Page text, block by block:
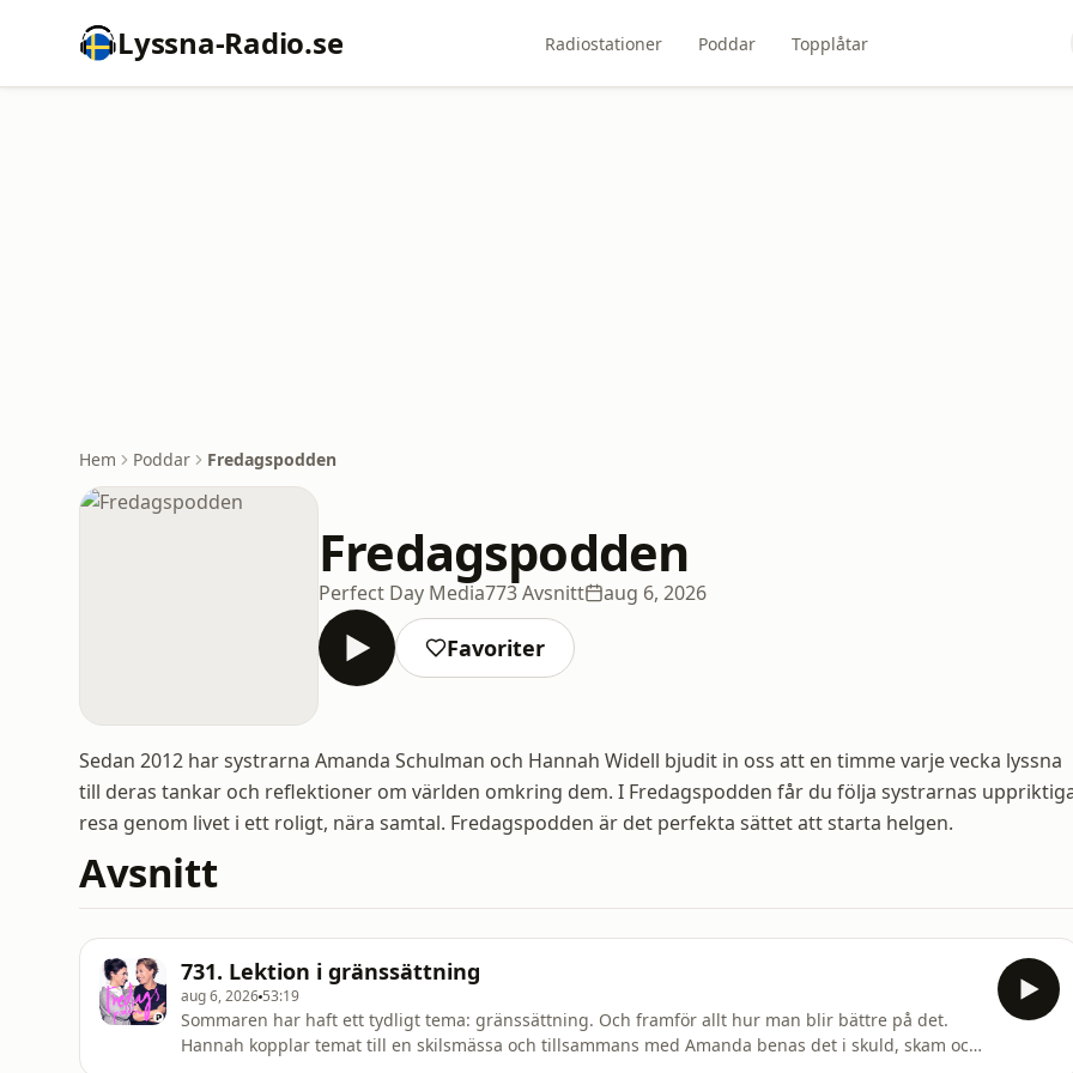
Lyssna-Radio.se Radiostationer Poddar Topplåtar
Hem Poddar Fredagspodden
Fredagspodden
Perfect Day Media773 Avsnitt aug 6, 2026
Favoriter
Sedan 2012 har systrarna Amanda Schulman och Hannah Widell bjudit in oss att en timme varje vecka lyssna
till deras tankar och reflektioner om världen omkring dem. I Fredagspodden får du följa systrarnas
resa genom livet i ett roligt, nära samtal. Fredagspodden är det perfekta sättet att starta helgen.
Avsnitt
731. Lektion i gränssättning
aug 6, 2026 53:19
Sommaren har haft ett tydligt tema: gränssättning. Och framför allt hur man blir bättre på det.
Hannah kopplar temat till en skilsmässa och tillsammans med Amanda benas det i skuld, skam och